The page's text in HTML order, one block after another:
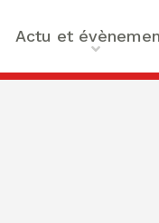
Actu et